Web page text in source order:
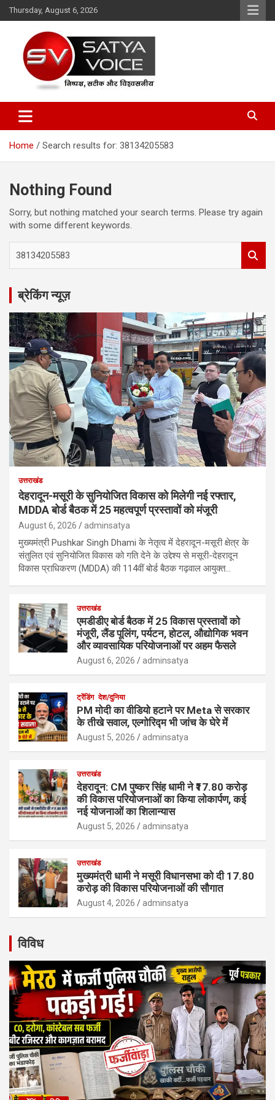
Skip
to
Thursday, August 6, 2026
Satya Voice
Home Search results for: 38134205583
Nothing Found
Sorry, but nothing matched your search terms. Please try again
with some different keywords.
r
h
ब्रेकिंग न्यूज़
उत्तराखंड
देहरादून-मसूरी के सुनियोजित विकास को मिलेगी नई रफ्तार,
MDDA बोर्ड बैठक में 25 महत्वपूर्ण प्रस्तावों को मंजूरी
August 6, 2026 adminsatya
मुख्यमंत्री Pushkar Singh Dhami के नेतृत्व में देहरादून-मसूरी क्षेत्र के
संतुलित एवं सुनियोजित विकास को गति देने के उद्देश्य से मसूरी-देहरादून
विकास प्राधिकरण (MDDA) की 114वीं बोर्ड बैठक गढ़वाल आयुक्त…
उत्तराखंड
एमडीडीए बोर्ड बैठक में 25 विकास प्रस्तावों को
मंजूरी, लैंड पूलिंग, पर्यटन, होटल, औद्योगिक भवन
और व्यावसायिक परियोजनाओं पर अहम फैसले
August 6, 2026 adminsatya
ट्रेंडिंग देश/दुनिया
PM मोदी का वीडियो हटाने पर Meta से सरकार
के तीखे सवाल, एल्गोरिद्म भी जांच के घेरे में
August 5, 2026 adminsatya
उत्तराखंड
देहरादून: CM पुष्कर सिंह धामी ने ₹17.80 करोड़
की विकास परियोजनाओं का किया लोकार्पण, कई
नई योजनाओं का शिलान्यास
August 5, 2026 adminsatya
उत्तराखंड
मुख्यमंत्री धामी ने मसूरी विधानसभा को दी 17.80
करोड़ की विकास परियोजनाओं की सौगात
August 4, 2026 adminsatya
विविध